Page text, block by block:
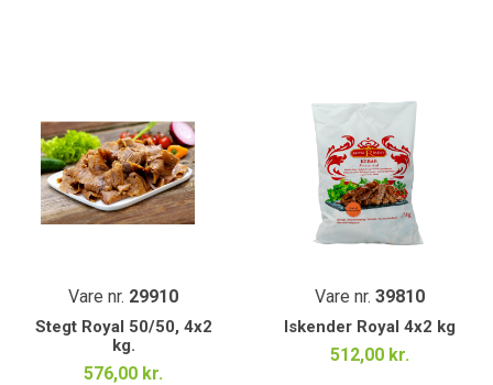
Vare nr. 29910
Stegt Royal 50/50, 4x2
kg.
576,00 kr.
Vare nr. 39810
Iskender Royal 4x2 kg
512,00 kr.